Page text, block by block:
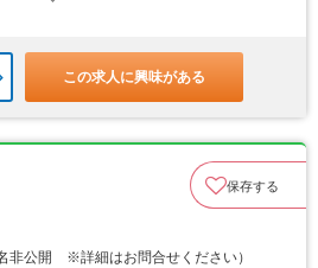
この求人に興味がある
保存する
非公開 ※詳細はお問合せください）